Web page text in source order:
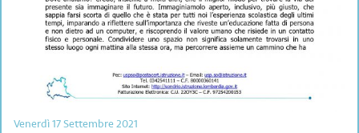
Venerdì 17 Settembre 2021